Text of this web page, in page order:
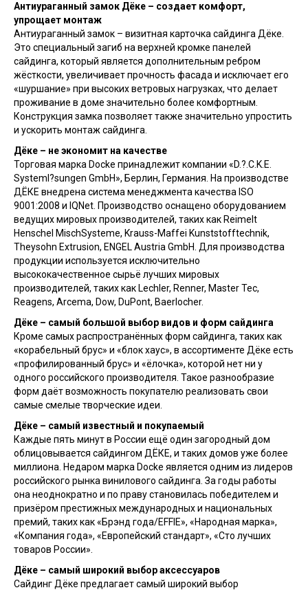
Антиураганный замок Дёке – создает комфорт,
упрощает монтаж
Антиураганный замок – визитная карточка сайдинга Дёке.
Это специальный загиб на верхней кромке панелей
сайдинга, который является дополнительным ребром
жёсткости, увеличивает прочность фасада и исключает его
«шуршание» при высоких ветровых нагрузках, что делает
проживание в доме значительно более комфортным.
Конструкция замка позволяет также значительно упростить
и ускорить монтаж сайдинга.
Дёке – не экономит на качестве
Торговая марка Docke принадлежит компании «D.?.C.K.E.
Systeml?sungen GmbH», Берлин, Германия. На производстве
ДЁКЕ внедрена система менеджмента качества ISO
9001:2008 и IQNet. Производство оснащено оборудованием
ведущих мировых производителей, таких как Reimelt
Henschel MischSysteme, Krauss-Maffei Kunststofftechnik,
Theysohn Extrusion, ENGEL Austria GmbH. Для производства
продукции используется исключительно
высококачественное сырьё лучших мировых
производителей, таких как Lechler, Renner, Master Tec,
Reagens, Arcema, Dow, DuPont, Baerlocher.
Дёке – самый большой выбор видов и форм сайдинга
Кроме самых распространённых форм сайдинга, таких как
«корабельный брус» и «блок хаус», в ассортименте Дёке есть
«профилированный брус» и «ёлочка», которой нет ни у
одного российского производителя. Такое разнообразие
форм даёт возможность покупателю реализовать свои
самые смелые творческие идеи.
Дёке – самый известный и покупаемый
Каждые пять минут в России ещё один загородный дом
облицовывается сайдингом ДЁКЕ, и таких домов уже более
миллиона. Недаром марка Docke является одним из лидеров
российского рынка винилового сайдинга. За годы работы
она неоднократно и по праву становилась победителем и
призёром престижных международных и национальных
премий, таких как «Брэнд года/EFFIE», «Народная марка»,
«Компания года», «Европейский стандарт», «Сто лучших
товаров России».
Дёке – самый широкий выбор аксессуаров
Сайдинг Дёке предлагает самый широкий выбор